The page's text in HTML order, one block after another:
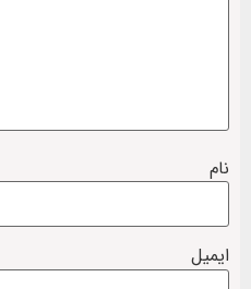
نام
ایمیل